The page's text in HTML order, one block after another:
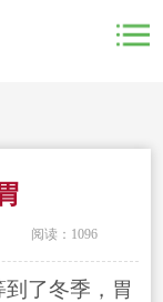
阅读：1096
了冬季，胃